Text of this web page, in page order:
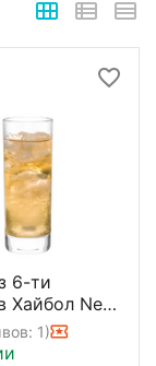
6-ти
Хайбол New
мл; D=66,
Stolzle
1)